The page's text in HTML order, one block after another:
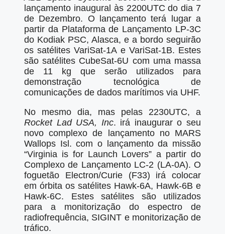
lançamento inaugural às 2200UTC do dia 7
de Dezembro. O lançamento terá lugar a
partir da Plataforma de Lançamento LP-3C
do Kodiak PSC, Alasca, e a bordo seguirão
os satélites VariSat-1A e VariSat-1B. Estes
são satélites CubeSat-6U com uma massa
de 11 kg que serão utilizados para
demonstração tecnológica de
comunicações de dados marítimos via UHF.
No mesmo dia, mas pelas 2230UTC, a
Rocket Lad USA, Inc. irá inaugurar o seu
novo complexo de lançamento no MARS
Wallops Isl. com o lançamento da missão
“Virginia is for Launch Lovers” a partir do
Complexo de Lançamento LC-2 (LA-0A). O
foguetão Electron/Curie (F33) irá colocar
em órbita os satélites Hawk-6A, Hawk-6B e
Hawk-6C. Estes satélites são utilizados
para a monitorização do espectro de
radiofrequência, SIGINT e monitorização de
tráfico.